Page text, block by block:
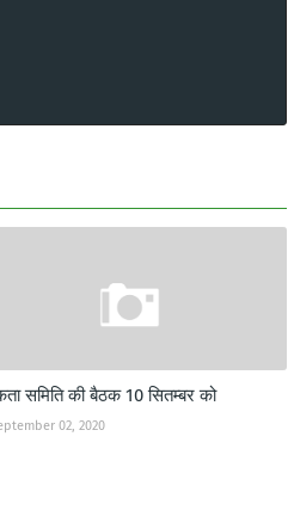
समिति की बैठक 10 सितम्बर को
02, 2020